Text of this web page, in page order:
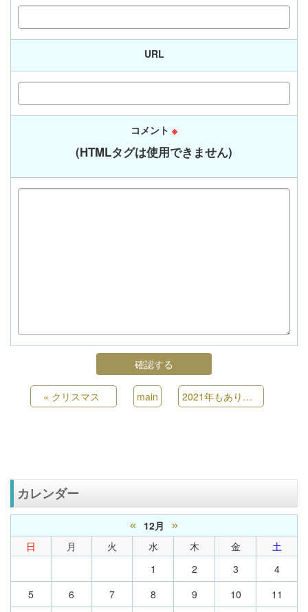
URL
コメント ※
(HTMLタグは使用できません)
« クリスマス main 2021年もありがとうございました。
カレンダー
« 12月 »
日 月 火 水 木 金
土
1
2 3
4
5
6 7 8 9 10
11